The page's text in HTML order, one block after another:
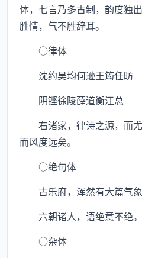
体，七言乃多古制，韵度独
胜情，气不胜辞耳。
○律体
沈约吴均何逊王筠任昉
阴铿徐陵薛道衡江总
右诸家，律诗之源，而尤
而风度远矣。
○绝句体
古乐府，浑然有大篇气象
六朝诸人，语绝意不绝。
○杂体